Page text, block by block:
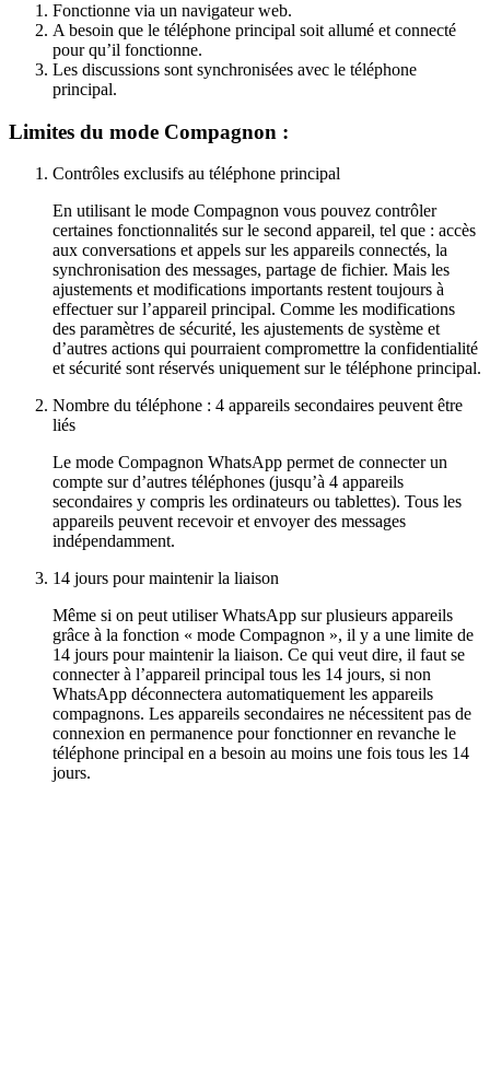
Fonctionne via un navigateur web.
A besoin que le téléphone principal soit allumé et connecté
pour qu’il fonctionne.
Les discussions sont synchronisées avec le téléphone
principal.
Limites du mode Compagnon :
Contrôles exclusifs au téléphone principal
En utilisant le mode Compagnon vous pouvez contrôler
certaines fonctionnalités sur le second appareil, tel que : accès
aux conversations et appels sur les appareils connectés, la
synchronisation des messages, partage de fichier. Mais les
ajustements et modifications importants restent toujours à
effectuer sur l’appareil principal. Comme les modifications
des paramètres de sécurité, les ajustements de système et
d’autres actions qui pourraient compromettre la confidentialité
et sécurité sont réservés uniquement sur le téléphone principal.
Nombre du téléphone : 4 appareils secondaires peuvent être
liés
Le mode Compagnon WhatsApp permet de connecter un
compte sur d’autres téléphones (jusqu’à 4 appareils
secondaires y compris les ordinateurs ou tablettes). Tous les
appareils peuvent recevoir et envoyer des messages
indépendamment.
14 jours pour maintenir la liaison
Même si on peut utiliser WhatsApp sur plusieurs appareils
grâce à la fonction « mode Compagnon », il y a une limite de
14 jours pour maintenir la liaison. Ce qui veut dire, il faut se
connecter à l’appareil principal tous les 14 jours, si non
WhatsApp déconnectera automatiquement les appareils
compagnons. Les appareils secondaires ne nécessitent pas de
connexion en permanence pour fonctionner en revanche le
téléphone principal en a besoin au moins une fois tous les 14
jours.